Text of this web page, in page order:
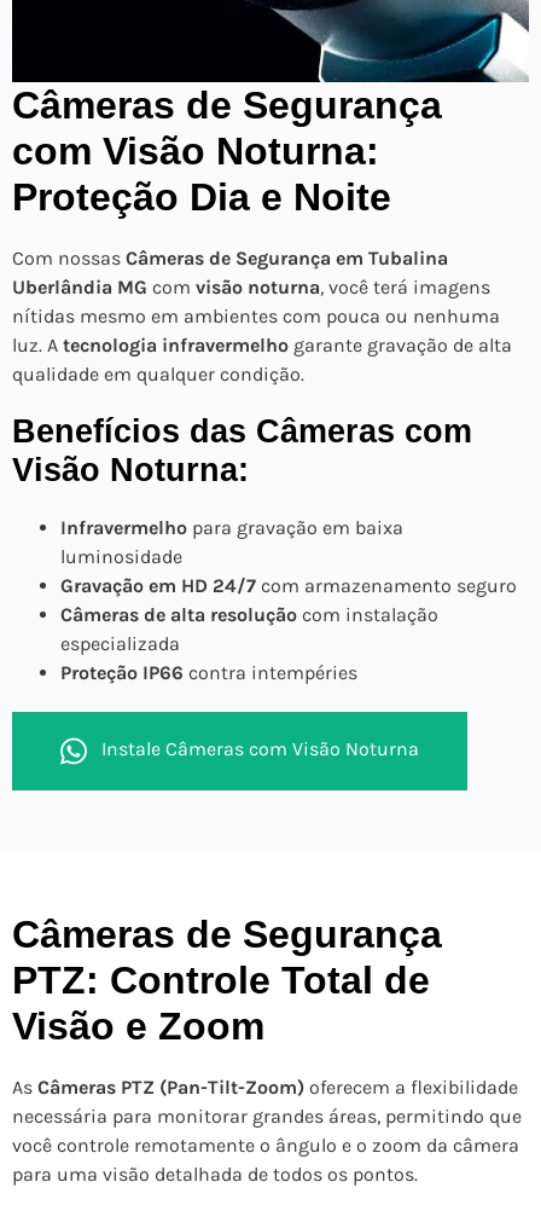
Câmeras de Segurança
com Visão Noturna:
Proteção Dia e Noite
Com nossas Câmeras de Segurança em Tubalina
Uberlândia MG com visão noturna, você terá imagens
nítidas mesmo em ambientes com pouca ou nenhuma
luz. A tecnologia infravermelho garante gravação de alta
qualidade em qualquer condição.
Benefícios das Câmeras com
Visão Noturna:
Infravermelho para gravação em baixa
luminosidade
Gravação em HD 24/7 com armazenamento seguro
Câmeras de alta resolução com instalação
especializada
Proteção IP66 contra intempéries
Instale Câmeras com Visão Noturna
Câmeras de Segurança
PTZ: Controle Total de
Visão e Zoom
As Câmeras PTZ (Pan-Tilt-Zoom) oferecem a flexibilidade
necessária para monitorar grandes áreas, permitindo que
você controle remotamente o ângulo e o zoom da câmera
para uma visão detalhada de todos os pontos.